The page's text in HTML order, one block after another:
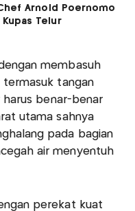
Arnold Poernomo
Telur
membasuh
tangan
harus benar-benar
utama sahnya
pada bagian
air menyentuh
perekat kuat